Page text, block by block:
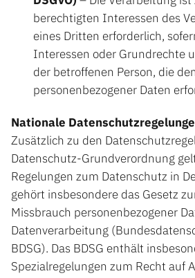
berechtigten Interessen des
eines Dritten erforderlich,
Interessen oder Grundrechte
der betroffenen Person, die
personenbezogener Daten
Nationale
Zusätzlich zu den
Datenschutz-Grundverordnung
Regelungen zum Datenschutz in
gehört insbesondere das Gesetz
Missbrauch personenbezogener
Datenverarbeitung
BDSG). Das BDSG enthält
Spezialregelungen zum Recht auf